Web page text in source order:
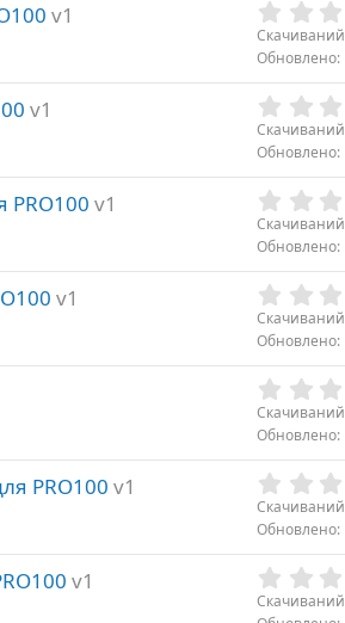
v1
Скачиваний
Обновлено
v1
Скачиваний
Обновлено
PRO100 v1
Скачиваний
Обновлено
v1
Скачиваний
Обновлено
Скачиваний
Обновлено
PRO100 v1
Скачиваний
Обновлено
v1
Скачиваний